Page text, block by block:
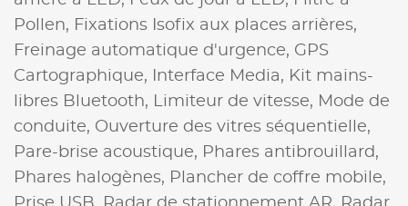
Pollen, Fixations Isofix aux places arrières,
Freinage automatique d'urgence, GPS
Cartographique,
Interface Media, Kit mains-
libres Bluetooth,
Limiteur de vitesse, Mode de
conduite, Ouverture des vitres séquentielle,
Pare-brise acoustique, Phares antibrouillard,
Phares halogènes, Plancher de coffre mobile,